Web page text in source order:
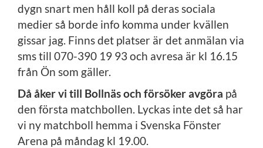
dygn snart men håll koll på deras sociala
medier så borde info komma under kvällen
gissar jag. Finns det platser är det anmälan via
sms till 070-390 19 93 och avresa är kl 16.15
från Ön som gäller.
Då åker vi till Bollnäs och försöker avgöra på
den första matchbollen. Lyckas inte det så har
vi ny matchboll hemma i Svenska Fönster
Arena på måndag kl 19.00.